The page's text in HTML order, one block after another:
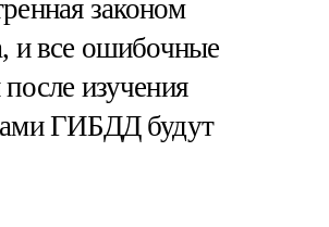
законом
и все ошибочные
изучения
ГИБДД будут